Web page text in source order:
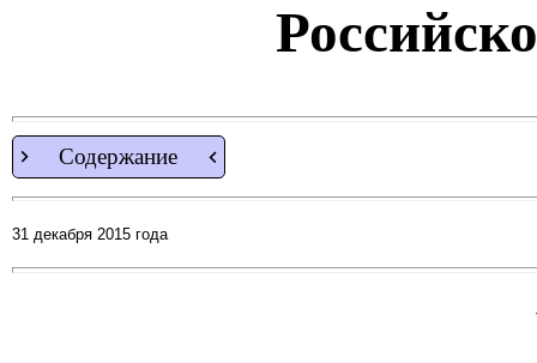
Содержание
31 декабря 2015 года